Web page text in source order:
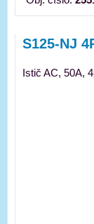
S125-NJ
Istič AC, 50A,